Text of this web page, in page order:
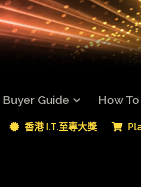
Buyer Guide How To
香港 I.T.至專大獎